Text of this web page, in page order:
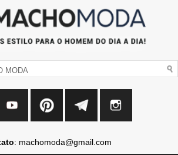
: machomoda@gmail.com